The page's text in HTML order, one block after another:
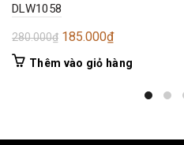
DLW1058
280.000₫ Giá
gốc
185.000₫Giá
hiện
Thêm vào giỏ hàng